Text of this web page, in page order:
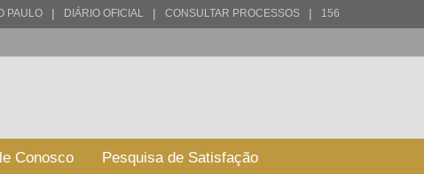
PAULO | DIÁRIO OFICIAL | CONSULTAR PROCESSOS | 156
Conosco Pesquisa de Satisfação